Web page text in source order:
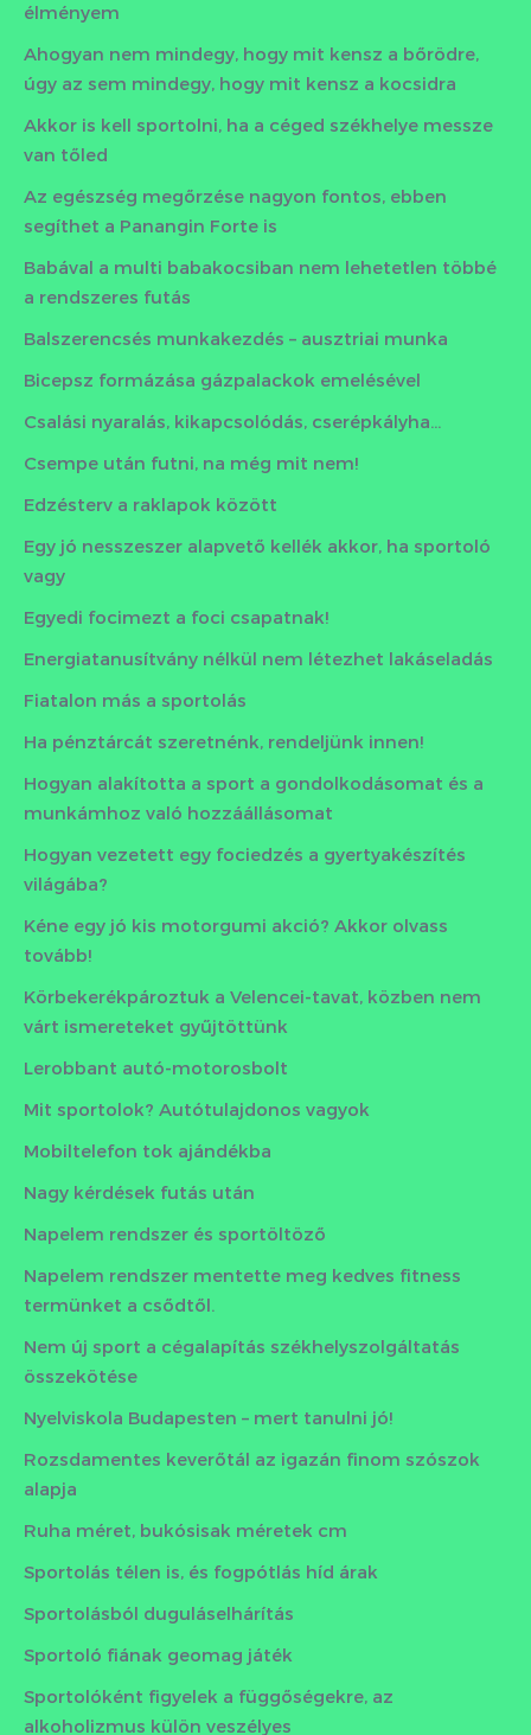
élményem
Ahogyan nem mindegy, hogy mit kensz a bőrödre,
úgy az sem mindegy, hogy mit kensz a kocsidra
Akkor is kell sportolni, ha a céged székhelye messze
van tőled
Az egészség megőrzése nagyon fontos, ebben
segíthet a Panangin Forte is
Babával a multi babakocsiban nem lehetetlen többé
a rendszeres futás
Balszerencsés munkakezdés – ausztriai munka
Bicepsz formázása gázpalackok emelésével
Csalási nyaralás, kikapcsolódás, cserépkályha…
Csempe után futni, na még mit nem!
Edzésterv a raklapok között
Egy jó nesszeszer alapvető kellék akkor, ha sportoló
vagy
Egyedi focimezt a foci csapatnak!
Energiatanusítvány nélkül nem létezhet lakáseladás
Fiatalon más a sportolás
Ha pénztárcát szeretnénk, rendeljünk innen!
Hogyan alakította a sport a gondolkodásomat és a
munkámhoz való hozzáállásomat
Hogyan vezetett egy fociedzés a gyertyakészítés
világába?
Kéne egy jó kis motorgumi akció? Akkor olvass
tovább!
Körbekerékpároztuk a Velencei-tavat, közben nem
várt ismereteket gyűjtöttünk
Lerobbant autó-motorosbolt
Mit sportolok? Autótulajdonos vagyok
Mobiltelefon tok ajándékba
Nagy kérdések futás után
Napelem rendszer és sportöltöző
Napelem rendszer mentette meg kedves fitness
termünket a csődtől.
Nem új sport a cégalapítás székhelyszolgáltatás
összekötése
Nyelviskola Budapesten – mert tanulni jó!
Rozsdamentes keverőtál az igazán finom szószok
alapja
Ruha méret, bukósisak méretek cm
Sportolás télen is, és fogpótlás híd árak
Sportolásból duguláselhárítás
Sportoló fiának geomag játék
Sportolóként figyelek a függőségekre, az
alkoholizmus külön veszélyes